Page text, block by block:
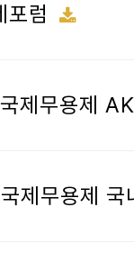
럼
무용제
무용제 국